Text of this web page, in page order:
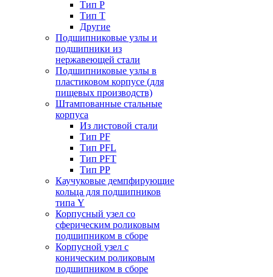
Тип P
Тип T
Другие
Подшипниковые узлы и
подшипники из
нержавеющей стали
Подшипниковые узлы в
пластиковом корпусе (для
пищевых производств)
Штампованные стальные
корпуса
Из листовой стали
Тип PF
Тип PFL
Тип PFT
Тип PP
Каучуковые демпфирующие
кольца для подшипников
типа Y
Корпусный узел со
сферическим роликовым
подшипником в сборе
Корпусной узел с
коническим роликовым
подшипником в сборе